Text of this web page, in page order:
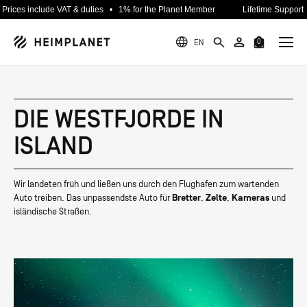
VAT & duties • 1% for the Planet Member Lifetime Support •
EN 0
NEU
AUFBLASBARE
ZELTE
NEU
TASCHEN & RUCKSÄCKE NEU
SETS
RE-STORE USED GEAR
NEU
PROJEKTE
AMBASSADORS
ZELTTECHNIK
NACHHALTIGKEIT
KARRIERE
DIE WESTFJORDE IN
ISLAND
Wir landeten früh und ließen uns durch den Flughafen zum wartenden
Auto treiben. Das unpassendste Auto fürBretter, Zelte, Kameras und
isländische Straßen.